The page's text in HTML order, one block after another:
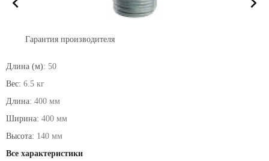
Гарантия производителя
Длина (м): 50
Вес: 6.5 кг
Длина: 400 мм
Ширина: 400 мм
Высота: 140 мм
Все характеристики